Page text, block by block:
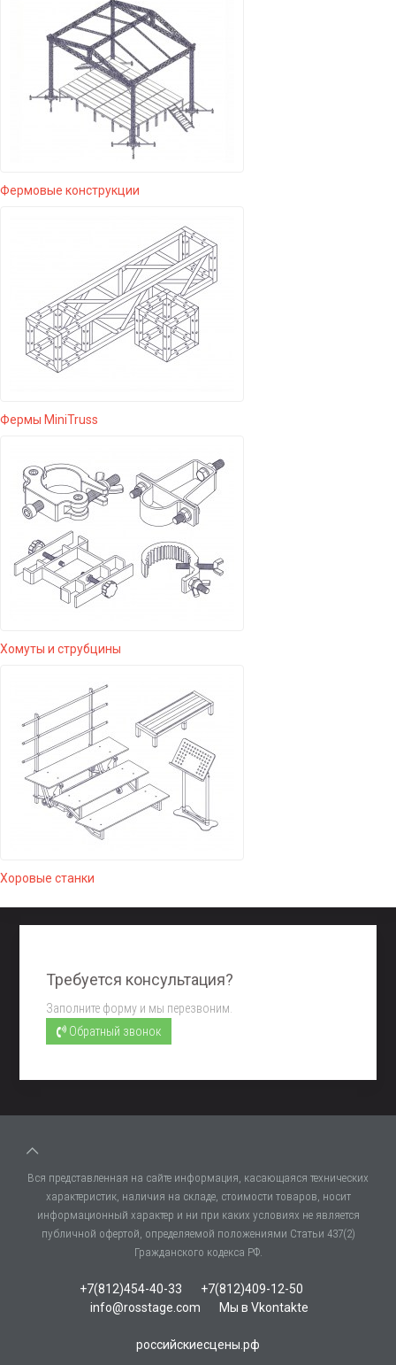
Фермовые конструкции
Фермы MiniTruss
Хомуты и струбцины
Хоровые станки
Требуется консультация?
Заполните форму и мы перезвоним.
Обратный звонок
Вся представленная на сайте информация, касающаяся технических
характеристик, наличия на складе, стоимости товаров, носит
информационный характер и ни при каких условиях не является
публичной офертой, определяемой положениями Статьи 437(2)
Гражданского кодекса РФ.
+7(812)454-40-33
+7(812)409-12-50
info@rosstage.com
Мы в Vkontakte
российскиесцены.рф